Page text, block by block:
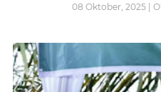
08 Oktober, 2025 |